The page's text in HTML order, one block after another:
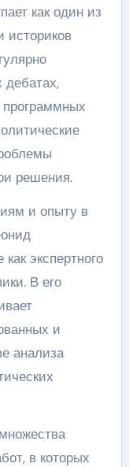
как один из
историков
дебатах,
решения.
и опыту в
экспертного
В его
и
анализа
в которых